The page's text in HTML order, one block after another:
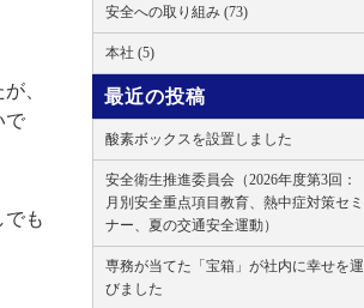
、
で
も
安全への取り組み (73)
本社 (5)
最近の投稿
酸素ボックスを設置しました
安全衛生推進委員会（2026年度第3回：
月別安全重点項目教育、熱中症対策セミ
ナー、夏の交通安全運動）
専務が当てた「宝箱」が社内に幸せを運
びました